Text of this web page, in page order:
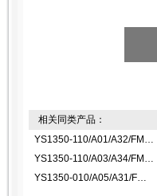
相关同类产品：
YS1350-110/A01/A32/FM指示控制器
YS1350-110/A03/A34/FM指示控制器
YS1350-010/A05/A31/FM指示控制器